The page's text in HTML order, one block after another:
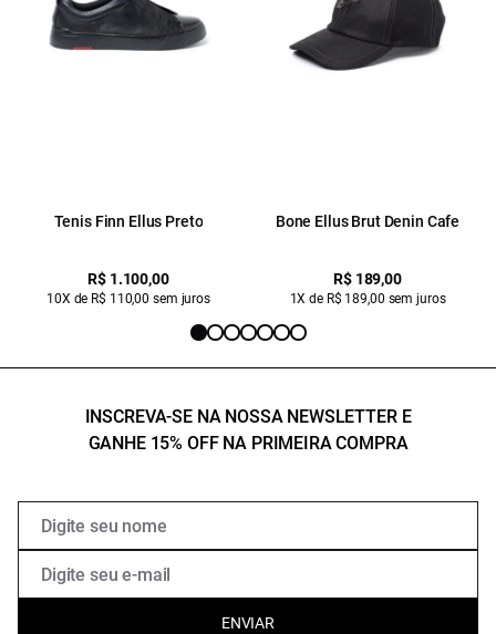
Tenis Finn Ellus Preto
R$ 1.100,00
10X de R$ 110,00 sem juros
Bone Ellus Brut Denin Cafe
R$ 189,00
1X de R$ 189,00 sem juros
INSCREVA-SE NA NOSSA NEWSLETTER E
GANHE 15% OFF NA PRIMEIRA COMPRA
ENVIAR